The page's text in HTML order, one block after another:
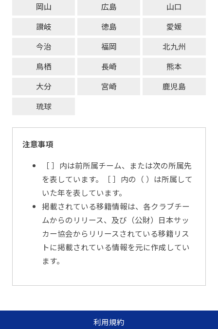
岡山
広島
山口
讃岐
徳島
愛媛
今治
福岡
北九州
鳥栖
長崎
熊本
大分
宮崎
鹿児島
琉球
注意事項
［ ］内は前所属チーム、または次の所属先
を表しています。［ ］内の（ ）は所属して
いた年を表しています。
掲載されている移籍情報は、各クラブチー
ムからのリリース、及び（公財）日本サッ
カー協会からリリースされている移籍リス
トに掲載されている情報を元に作成してい
ます。
利用規約